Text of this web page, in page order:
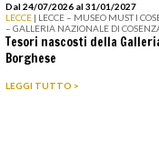
Dal 24/07/2026 al 31/01/2027
LECCE | LECCE – MUSEO MUST I
– GALLERIA NAZIONALE DI
Tesori nascosti della
Borghese
LEGGI TUTTO >